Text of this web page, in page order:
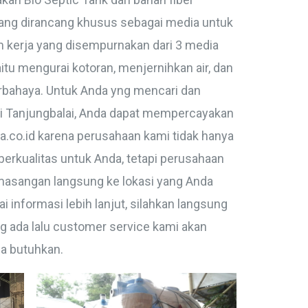
dirancang khusus sebagai media untuk
yang disempurnakan dari 3 media
mengurai kotoran, menjernihkan air, dan
Untuk Anda yng mencari dan
Anda dapat mempercayakan
karena perusahaan kami tidak hanya
untuk Anda, tetapi perusahaan
langsung ke lokasi yang Anda
informasi lebih lanjut, silahkan langsung
ada lalu customer service kami akan
butuhkan.